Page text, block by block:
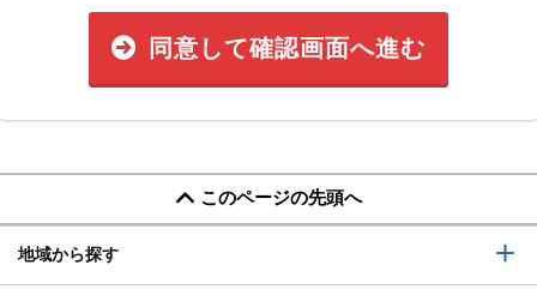
同意して確認画面へ進む
このページの先頭へ
地域から探す